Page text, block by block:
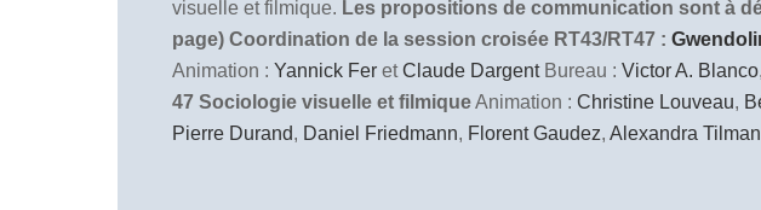
visuelle et filmique. Les propositions de communication sont à
page) Coordination de la session croisée RT43/RT47 :
Animation : Yannick Fer etClaude DargentBureau : Victor A. Blanco,
47 Sociologie visuelle et filmiqueAnimation : Christine Louveau,
Pierre Durand, Daniel Friedmann, Florent Gaudez, Alexandra